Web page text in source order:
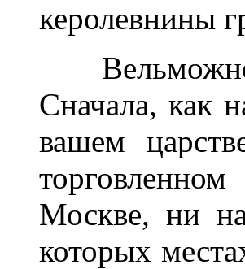
керолевнины
Сначала, как
вашем
Москве, ни
которых